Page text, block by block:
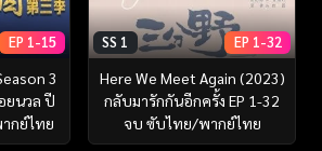
EP 1-15
3
ยนวล ปี
กย์ไทย
SS 1 EP 1-32
Here We Meet Again (2023)
กลับมารักกันอีกครั้ง EP 1-32
จบ ซับไทย/พากย์ไทย